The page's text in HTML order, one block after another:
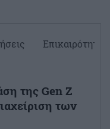
Επικαιρότητα
της Gen Z
των